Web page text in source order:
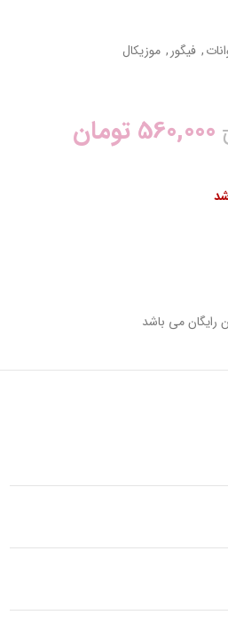
, فیگور, موزیکال
560,000 تومان
رایگان می باشد